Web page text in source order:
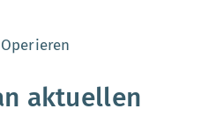
aktuellen